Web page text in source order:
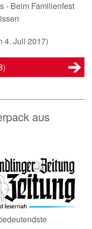
- Beim Familienfest
4. Juli 2017)
aus